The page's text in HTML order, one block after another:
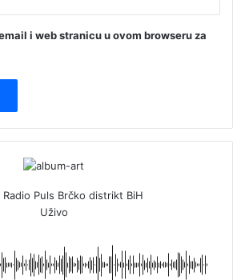
i web stranicu u ovom browseru za
Puls Brčko distrikt BiH
Uživo